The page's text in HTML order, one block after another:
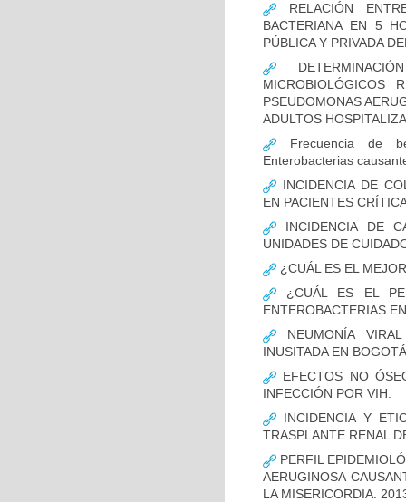
RELACIÓN
BACTERIANA EN 5
PÚBLICA Y PRIVADA
MICROBIOLÓGICOS
PSEUDOMONAS
ADULTOS
Frecuencia de
Enterobacterias
INCIDENCIA DE
EN PACIENTES
INCIDENCIA DE
UNIDADES DE
¿CUÁL ES EL
¿CUÁL ES EL
ENTEROBACTERIAS
NEUMONÍA
INUSITADA EN
EFECTOS NO
INFECCIÓN POR VIH.
INCIDENCIA Y
TRASPLANTE RENAL
PERFIL
AERUGINOSA
LA MISERICORDIA.